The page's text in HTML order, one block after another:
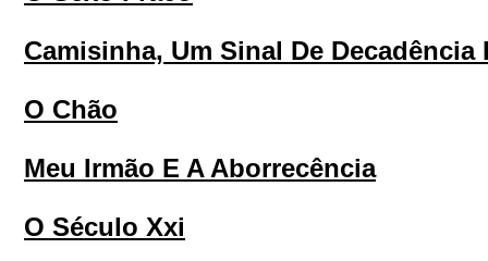
Camisinha, Um Sinal De Decadência
O Chão
Meu Irmão E A Aborrecência
O Século Xxi